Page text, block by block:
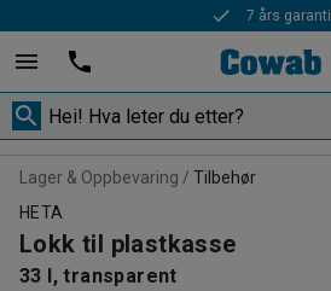
7 års garanti
Lager & Oppbevaring
Tilbehør
HETA
Lokk til plastkasse
33 l, transparent